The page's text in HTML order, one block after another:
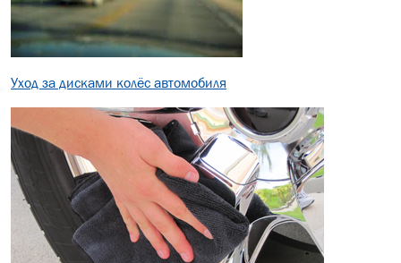
Уход за дисками колёс автомобиля